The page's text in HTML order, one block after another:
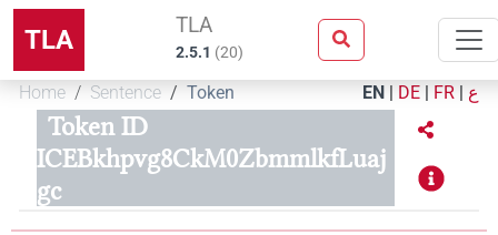
TLA TLA
2.5.1 (20)
Home Sentence Token EN | DE | FR | ع
Token ID
ICEBkhpvg8CkM0ZbmmlkfLuaj
gc